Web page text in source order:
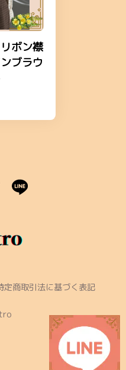
ボン襟
ブラウ
定商取引法に基づく表記